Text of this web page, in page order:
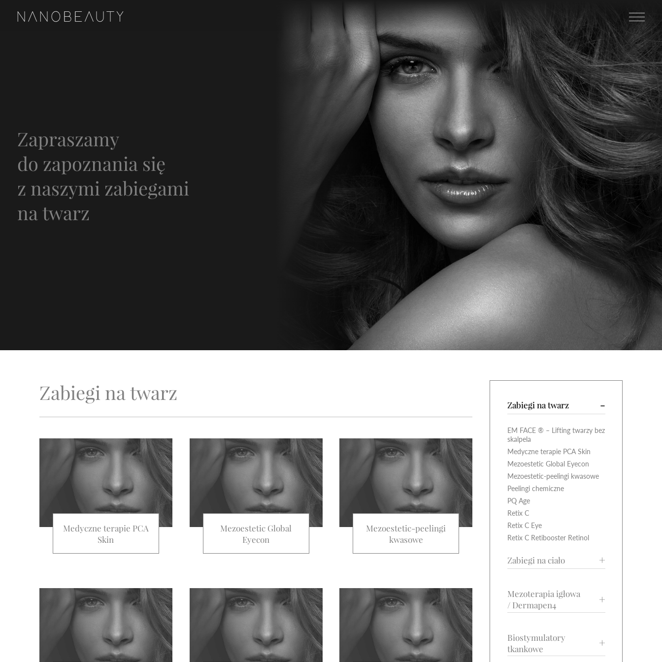
Zapraszamy
do zapoznania się
z naszymi zabiegami
na twarz
Zabiegi na twarz
Medyczne terapie PCA
Skin
Mezoestetic Global
Eyecon
Mezoestetic-peelingi
kwasowe
Zabiegi na twarz
EM FACE ® – Lifting twarzy bez
skalpela
Medyczne terapie PCA Skin
Mezoestetic Global Eyecon
Mezoestetic-peelingi kwasowe
Peelingi chemiczne
PQ Age
Retix C
Retix C Eye
Retix C Retibooster Retinol
Zabiegi na ciało
Bandaże AROSHA
Depilacja laserowa
Fala uderzeniowa X-Wave BTL
Hifu
Karboksyterapia Julie
Mezoterapia igłowa
/ Dermapen4
Mezoterapia igłowa
Biostymulatory
tkankowe